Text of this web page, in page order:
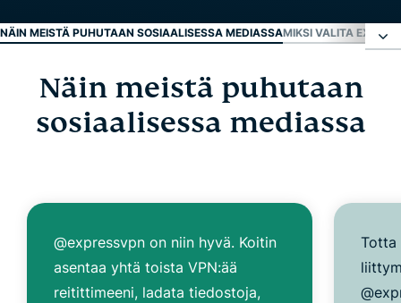
NÄIN MEISTÄ PUHUTAAN SOSIAALISESSA MEDIASSAMIKSI VALITA
Näin meistä puhutaan sosiaalisessa mediassa
Miksi valita ExpressVPN?
Kokeile parasta riskitöntä VPN:ää jo tänään
Näin meistä puhutaan
sosiaalisessa mediassa
@expressvpn on niin hyvä. Koitin
asentaa yhtä toista VPN:ää
reitittimeeni, ladata tiedostoja,
Totta